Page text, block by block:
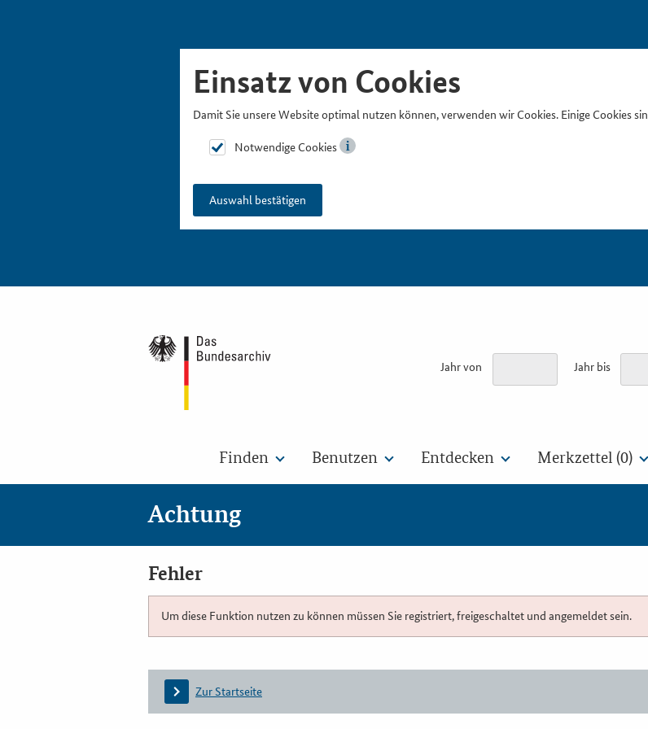
Einsatz von Cookies
Damit Sie unsere Website optimal nutzen können, verwenden wir Cookies. Einige Cookies
Notwendige Cookies
Auswahl bestätigen
Jahr von Jahr bis
Finden Benutzen Entdecken Merkzettel (0)
Achtung
Fehler
Um diese Funktion nutzen zu können müssen Sie registriert, freigeschaltet und angemeldet sein.
Zur Startseite